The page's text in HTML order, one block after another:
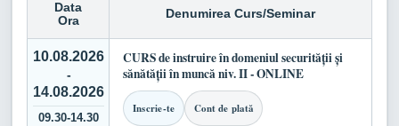
Data
Ora
Denumirea Curs/Seminar
10.08.2026
-
14.08.2026
09.30-14.30
CURS de instruire în domeniul securității și
sănătății în muncă niv. II - ONLINE
Inscrie-te Cont de plată